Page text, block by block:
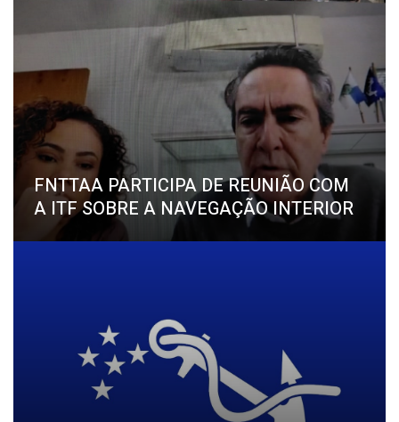
FNTTAA PARTICIPA DE REUNIÃO COM
A ITF SOBRE A NAVEGAÇÃO INTERIOR